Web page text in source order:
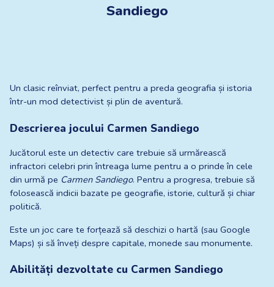
Sandiego
Un clasic reînviat, perfect pentru a preda geografia și istoria
într-un mod detectivist și plin de aventură.
Descrierea jocului Carmen Sandiego
Jucătorul este un detectiv care trebuie să urmărească
infractori celebri prin întreaga lume pentru a o prinde în cele
din urmă pe Carmen Sandiego. Pentru a progresa, trebuie să
folosească indicii bazate pe geografie, istorie, cultură și chiar
politică.
Este un joc care te forțează să deschizi o hartă (sau Google
Maps) și să înveți despre capitale, monede sau monumente.
Abilități dezvoltate cu Carmen Sandiego